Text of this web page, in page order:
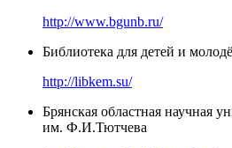
http://www.bgunb.ru/
Библиотека для детей и
http://libkem.su/
Брянская областная научная
им. Ф.И.Тютчева